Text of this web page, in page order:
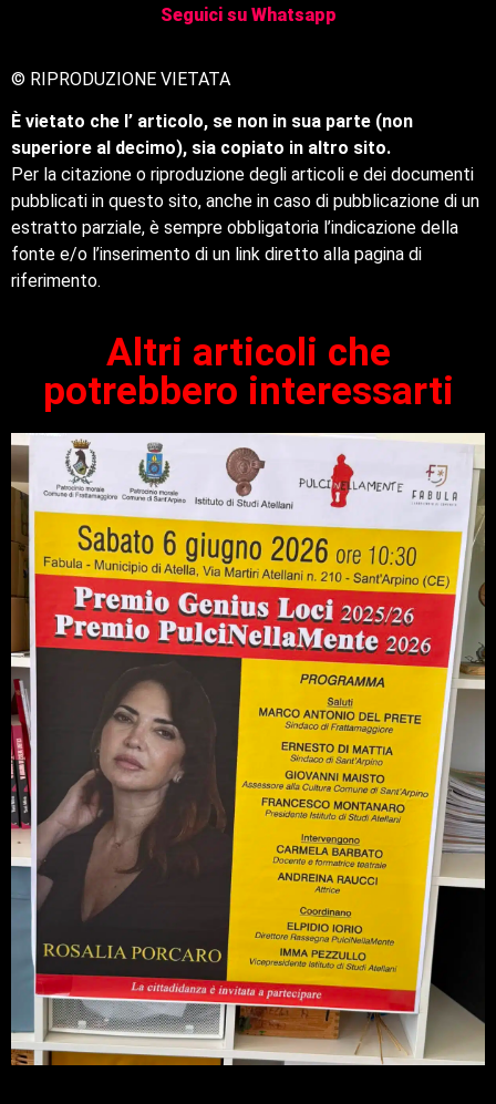
Seguici su Whatsapp
© RIPRODUZIONE VIETATA
È vietato che l’ articolo, se non in sua parte (non
superiore al decimo), sia copiato in altro sito.
Per la citazione o riproduzione degli articoli e dei documenti
pubblicati in questo sito, anche in caso di pubblicazione di un
estratto parziale, è sempre obbligatoria l’indicazione della
fonte e/o l’inserimento di un link diretto alla pagina di
riferimento.
Altri articoli che
potrebbero interessarti